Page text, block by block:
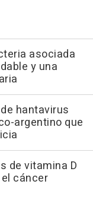
asociada
y una
hantavirus
argentino que
de vitamina D
cáncer